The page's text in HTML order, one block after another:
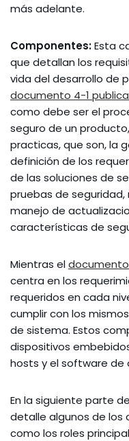
más adelante.
Componentes:Esta
que detallan los
vida del desarrollo de
documento 4-1
como debe ser el
seguro de un
practicas, que son, la
definición de los
de las soluciones de
pruebas de
manejo de
características de
Mientras eldocumento
centra en los
requeridos en cada
cumplir con los
de sistema. Estos
dispositivos
hosts y el software de
En la siguiente parte
detalle algunos de los
como los roles